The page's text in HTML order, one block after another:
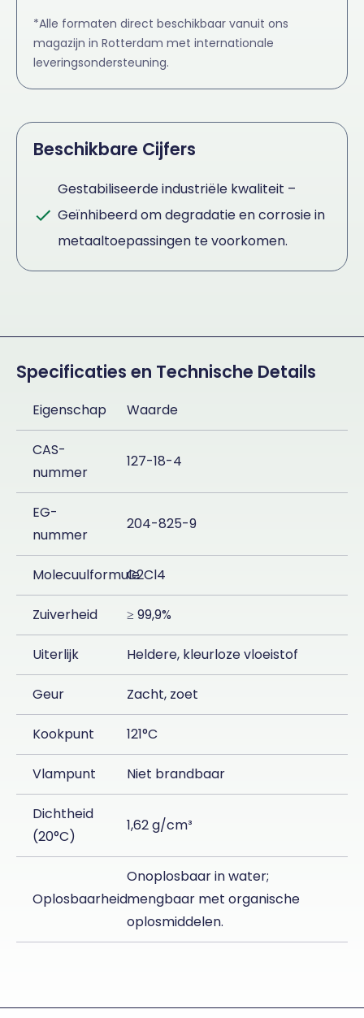
*Alle formaten direct beschikbaar vanuit ons
magazijn in Rotterdam met internationale
leveringsondersteuning.
Beschikbare Cijfers
Gestabiliseerde industriële kwaliteit –
Geïnhibeerd om degradatie en corrosie in
metaaltoepassingen te voorkomen.
Specificaties en Technische Details
Eigenschap Waarde
CAS-
nummer
127-18-4
EG-
nummer
204-825-9
MolecuulformuleC2Cl4
Zuiverheid ≥ 99,9%
Uiterlijk Heldere, kleurloze vloeistof
Geur Zacht, zoet
Kookpunt 121°C
Vlampunt Niet brandbaar
Dichtheid
(20°C)
1,62 g/cm³
Oplosbaarheid
Onoplosbaar in water;
mengbaar met organische
oplosmiddelen.